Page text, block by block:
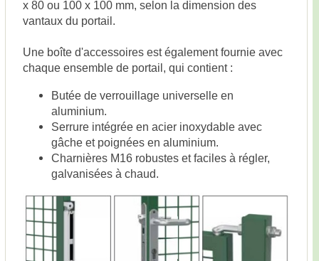
x 80 ou 100 x 100 mm, selon la dimension des
vantaux du portail.
Une boîte d'accessoires est également fournie avec
chaque ensemble de portail, qui contient :
Butée de verrouillage universelle en
aluminium.
Serrure intégrée en acier inoxydable avec
gâche et poignées en aluminium.
Charnières M16 robustes et faciles à régler,
galvanisées à chaud.